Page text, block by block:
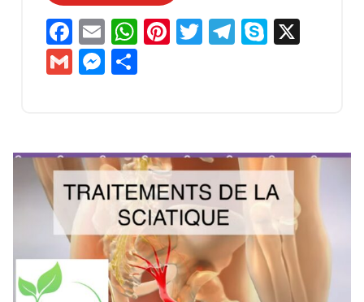
Facebook
EmailWhatsApp
Pinterest
Twitter
Telegram
Skype
GmailMessenger